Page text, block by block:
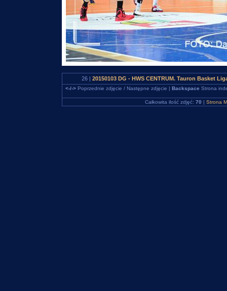
26 | 20150103 DG - HWS CENTRUM. Tauron Basket
<-/->Poprzednie zdjęcie / Następne zdjęcie | Backspace Strona
Całkowita ilość zdjęć: 70 | Strona